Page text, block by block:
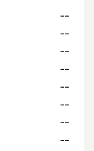
--
--
--
--
--
--
--
--